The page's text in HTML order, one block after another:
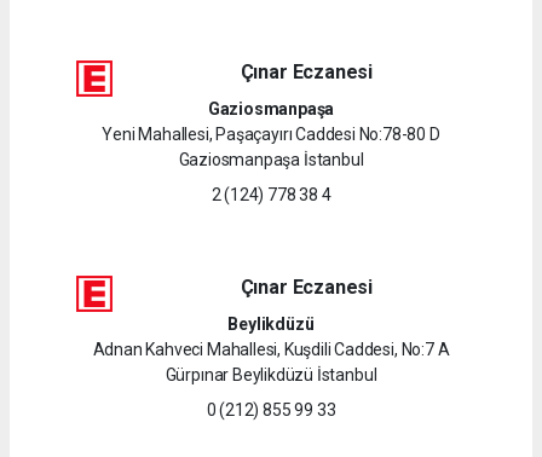
Çınar Eczanesi
Gaziosmanpaşa
Yeni Mahallesi, Paşaçayırı Caddesi No:78-80 D
Gaziosmanpaşa İstanbul
2 (124) 778 38 4
Çınar Eczanesi
Beylikdüzü
Adnan Kahveci Mahallesi, Kuşdili Caddesi, No:7 A
Gürpınar Beylikdüzü İstanbul
0 (212) 855 99 33